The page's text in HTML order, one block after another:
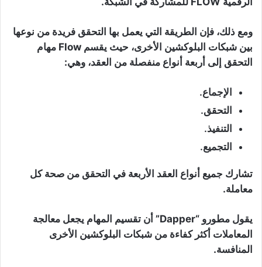
ومع ذلك، فإن الطريقة التي يعمل بها التحقق فريدة من نوعها
بين شبكات البلوكشين الأخرى، حيث يقسم Flow مهام
التحقق إلى أربعة أنواع منفصلة من العقد، وهي:
الإجماع.
التحقق.
التنفيذ.
التجميع.
تشارك جميع أنواع العقد الأربعة في التحقق من صحة كل
معاملة.
يقول مطورو “Dapper” أن تقسيم المهام يجعل معالجة
المعاملات أكثر كفاءة من شبكات البلوكشين الأخرى
المنافسة.